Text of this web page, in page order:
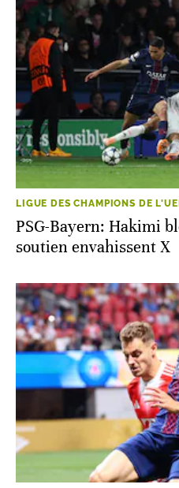
LIGUE DES CHAMPIONS DE
PSG-Bayern: Hakimi
soutien envahissent X